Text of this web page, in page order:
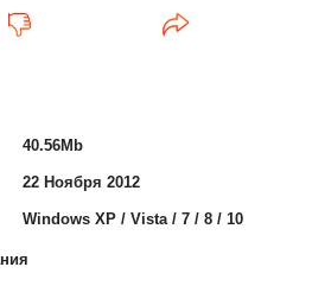
40.56Mb
22 Ноября 2012
Windows XP / Vista / 7 / 8 / 10